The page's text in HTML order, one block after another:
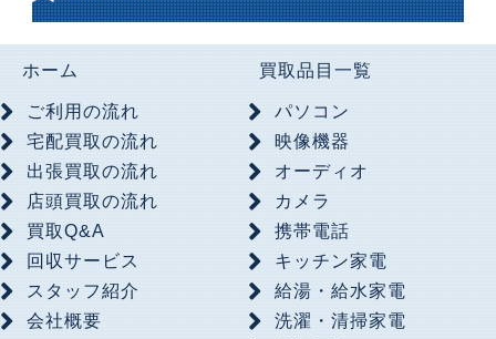
ホーム
ご利用の流れ
宅配買取の流れ
出張買取の流れ
店頭買取の流れ
買取Q&A
回収サービス
スタッフ紹介
会社概要
買取品目一覧
パソコン
映像機器
オーディオ
カメラ
携帯電話
キッチン家電
給湯・給水家電
洗濯・清掃家電